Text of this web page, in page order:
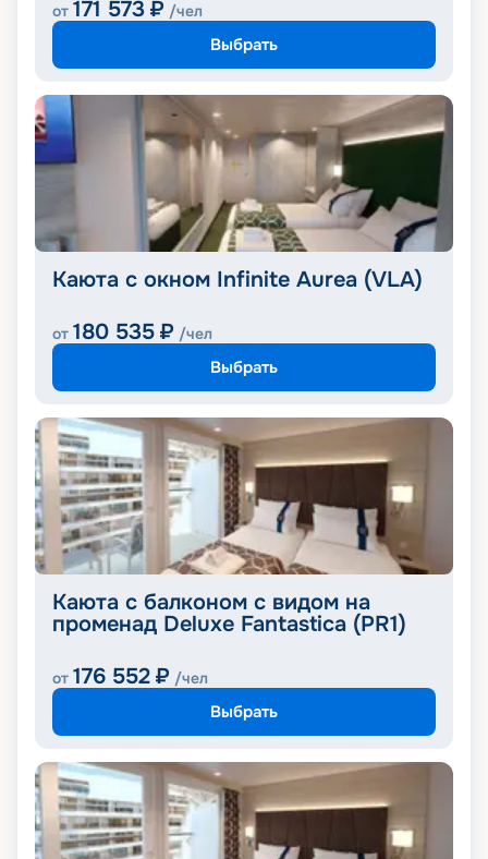
от 171 573 ₽ /чел
Выбрать
Каюта с окном Infinite Aurea (VLA)
от 180 535 ₽ /чел
Выбрать
Каюта с балконом с видом на
променад Deluxe Fantastica (PR1)
от 176 552 ₽ /чел
Выбрать